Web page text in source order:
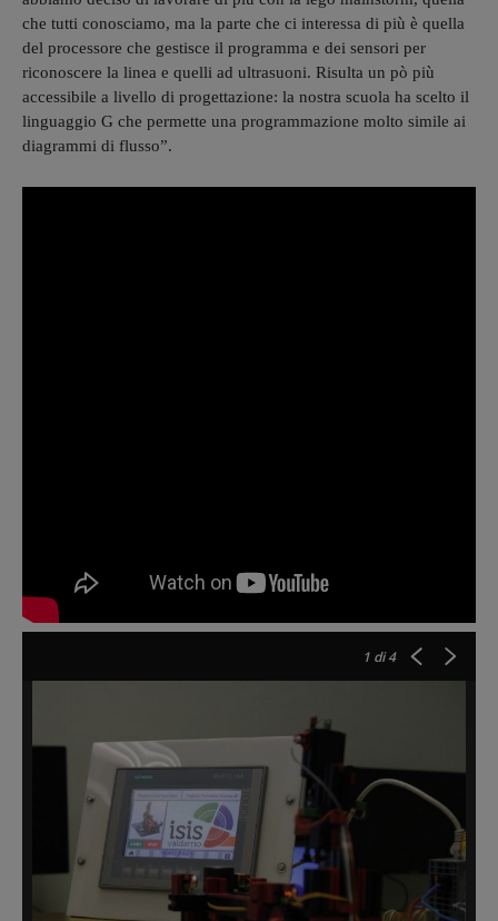
che tutti conosciamo, ma la parte che ci interessa di più è quella
del processore che gestisce il programma e dei sensori per
riconoscere la linea e quelli ad ultrasuoni. Risulta un pò più
accessibile a livello di progettazione: la nostra scuola ha scelto il
linguaggio G che permette una programmazione molto simile ai
diagrammi di flusso”.
1 di 4